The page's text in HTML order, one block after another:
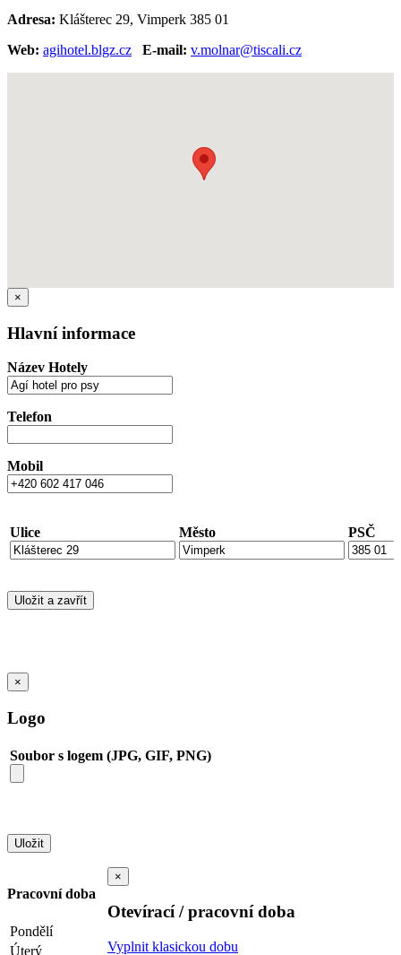
Adresa: Klášterec 29, Vimperk 385 01
Web: agihotel.blgz.cz E-mail: v.molnar@tiscali.cz
×
Hlavní informace
Název Hotely
Telefon
Mobil
Ulice Město PSČ
×
Logo
Soubor s logem (JPG, GIF, PNG)
Pracovní doba
Pondělí
Úterý
×
Otevírací / pracovní doba
Vyplnit klasickou dobu